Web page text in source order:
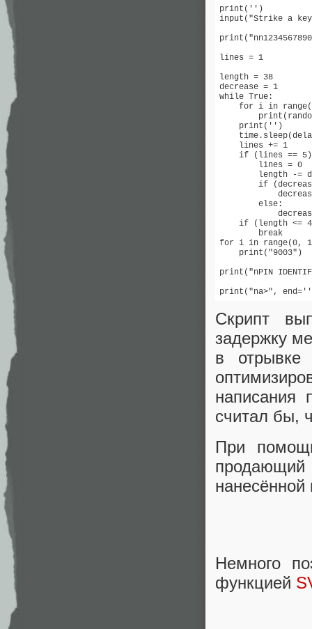
print('')
input("Strike a
lines = 1
length = 38
decrease = 1
while True:
for i in
    print('')
    lines += 1
if (lines ==
        lines = 0
length -=
if
        else:
if (length <=
        break
for i in range(0,
    print("9003")
print("nPIN
print("na>",
Скрипт
задержку
в
написания
считал бы,
При
нанесённой
Немного
функцией